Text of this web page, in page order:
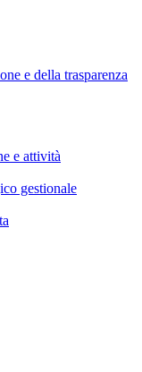
e della trasparenza
e attività
gestionale